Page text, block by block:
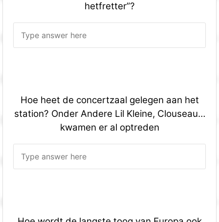
hetfretter”?
Hoe heet de concertzaal gelegen aan het
station? Onder Andere Lil Kleine, Clouseau…
kwamen er al optreden